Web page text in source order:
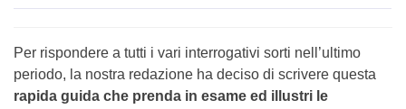
Per rispondere a tutti i vari interrogativi sorti nell’ultimo
periodo, la nostra redazione ha deciso di scrivere questa
rapida guida che prenda in esame ed illustri le